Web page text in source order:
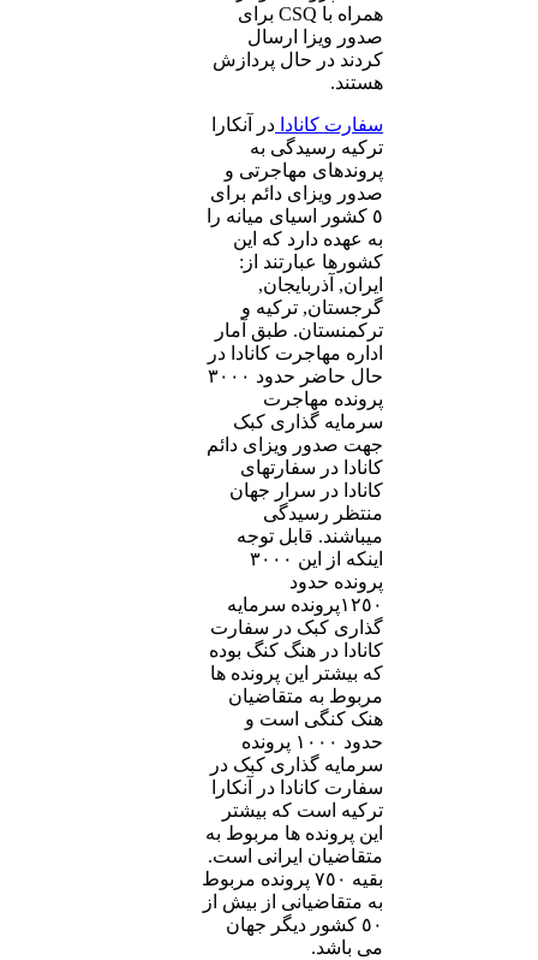
همراه با CSQ برای
صدور ویزا ارسال
کردند در حال پردازش
هستند.
سفارت کانادا در آنکارا
ترکیه رسیدگی به
پروندهای مهاجرتی و
صدور ویزای دائم برای
٥ کشور اسیای میانه را
به عهده دارد که این
کشورها عبارتند از:
ایران, آذربایجان,
گرجستان, ترکیه و
ترکمنستان. طبق آمار
اداره مهاجرت کانادا در
حال حاضر حدود ٣٠٠٠
پرونده مهاجرت
سرمایه گذاری کبک
جهت صدور ویزای دائم
کانادا در سفارتهای
کانادا در سرار جهان
منتظر رسیدگی
میباشند. قابل توجه
اینکه از این ٣٠٠٠
پرونده حدود
١٢٥٠پرونده سرمایه
گذاری کبک در سفارت
کانادا در هنگ کنگ بوده
که بیشتر این پرونده ها
مربوط به متقاضیان
هنک کنگی است و
حدود ١٠٠٠ پرونده
سرمایه گذاری کبک در
سفارت کانادا در آنکارا
ترکیه است که بیشتر
این پرونده ها مربوط به
متقاضیان ایرانی است.
بقیه ٧٥٠ پرونده مربوط
به متقاضیانی از بیش از
٥٠ کشور دیگر جهان
می باشد.